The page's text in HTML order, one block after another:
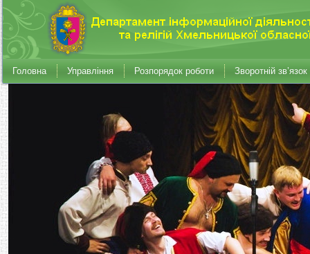
Головна Управління Розпорядок роботи Зворотній зв’язок